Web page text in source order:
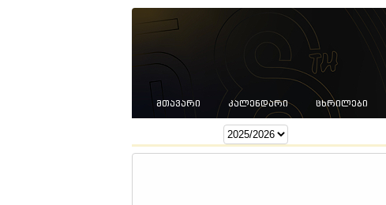
ᲛᲗᲐᲕᲐᲠᲘ ᲙᲐᲚᲔᲜᲓᲐᲠᲘ ᲪᲮᲠᲘᲚᲔᲑᲘ